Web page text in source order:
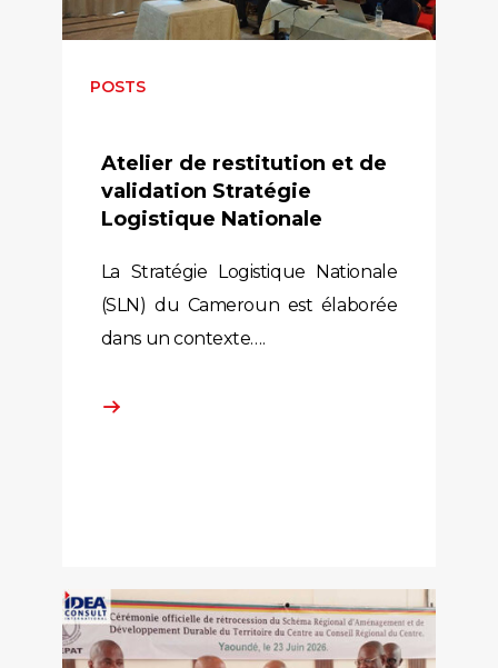
POSTS
Atelier de restitution et de
validation Stratégie
Logistique Nationale
La Stratégie Logistique Nationale
(SLN) du Cameroun est élaborée
dans un contexte….